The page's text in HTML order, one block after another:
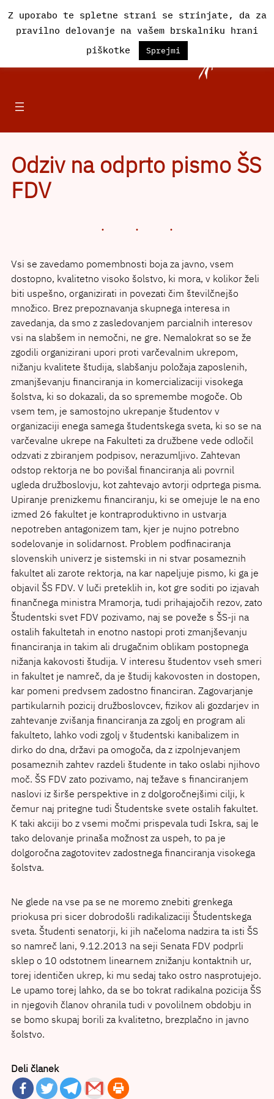
na
vsebino
Odziv na odprto pismo ŠS
FDV
Vsi se zavedamo pomembnosti boja za javno, vsem
dostopno, kvalitetno visoko šolstvo, ki mora, v kolikor želi
biti uspešno, organizirati in povezati čim številčnejšo
množico. Brez prepoznavanja skupnega interesa in
zavedanja, da smo z zasledovanjem parcialnih interesov
vsi na slabšem in nemočni, ne gre. Nemalokrat so se že
zgodili organizirani upori proti varčevalnim ukrepom,
nižanju kvalitete študija, slabšanju položaja zaposlenih,
zmanjševanju financiranja in komercializaciji visokega
šolstva, ki so dokazali, da so spremembe mogoče. Ob
vsem tem, je samostojno ukrepanje študentov v
organizaciji enega samega študentskega sveta, ki so se na
varčevalne ukrepe na Fakulteti za družbene vede odločil
odzvati z zbiranjem podpisov, nerazumljivo. Zahtevan
odstop rektorja ne bo povišal financiranja ali povrnil
ugleda družboslovju, kot zahtevajo avtorji odprtega pisma.
Upiranje prenizkemu financiranju, ki se omejuje le na eno
izmed 26 fakultet je kontraproduktivno in ustvarja
nepotreben antagonizem tam, kjer je nujno potrebno
sodelovanje in solidarnost. Problem podfinaciranja
slovenskih univerz je sistemski in ni stvar posameznih
fakultet ali zarote rektorja, na kar napeljuje pismo, ki ga je
objavil ŠS FDV. V luči preteklih in, kot gre soditi po izjavah
finančnega ministra Mramorja, tudi prihajajočih rezov, zato
Študentski svet FDV pozivamo, naj se poveže s ŠS-ji na
ostalih fakultetah in enotno nastopi proti zmanjševanju
financiranja in takim ali drugačnim oblikam postopnega
nižanja kakovosti študija. V interesu študentov vseh smeri
in fakultet je namreč, da je študij kakovosten in dostopen,
kar pomeni predvsem zadostno financiran. Zagovarjanje
partikularnih pozicij družboslovcev, fizikov ali gozdarjev in
zahtevanje zvišanja financiranja za zgolj en program ali
fakulteto, lahko vodi zgolj v študentski kanibalizem in
dirko do dna, državi pa omogoča, da z izpolnjevanjem
posameznih zahtev razdeli študente in tako oslabi njihovo
moč. ŠS FDV zato pozivamo, naj težave s financiranjem
naslovi iz širše perspektive in z dolgoročnejšimi cilji, k
čemur naj pritegne tudi Študentske svete ostalih fakultet.
K taki akciji bo z vsemi močmi prispevala tudi Iskra, saj le
tako delovanje prinaša možnost za uspeh, to pa je
dolgoročna zagotovitev zadostnega financiranja visokega
šolstva.
Ne glede na vse pa se ne moremo znebiti grenkega
priokusa pri sicer dobrodošli radikalizaciji Študentskega
sveta. Študenti senatorji, ki jih načeloma nadzira ta isti ŠS
so namreč lani, 9.12.2013 na seji Senata FDV podprli
sklep o 10 odstotnem linearnem znižanju kontaktnih ur,
torej identičen ukrep, ki mu sedaj tako ostro nasprotujejo.
Le upamo torej lahko, da se bo tokrat radikalna pozicija ŠS
in njegovih članov ohranila tudi v povolilnem obdobju in
se bomo skupaj borili za kvalitetno, brezplačno in javno
šolstvo.
Deli članek
Z uporabo te spletne strani se strinjate, da za
pravilno delovanje na vašem brskalniku hrani
piškotke
Sprejmi